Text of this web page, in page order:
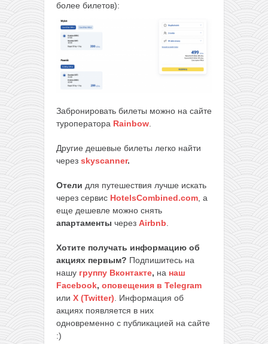
более билетов):
Забронировать билеты можно на сайте
туроператора Rainbow
Другие дешевые билеты легко найти
через skyscanner.
Отели для путешествия лучше искать
через сервис HotelsCombined.com , а
еще дешевле можно снять
апартаменты через Airbnb
Хотите получать информацию об
акциях первым? Подпишитесь на
нашу группу Вконтакте, на наш
Facebook, оповещения в Telegram
или X (Twitter) . Информация об
акциях появляется в них
одновременно с публикацией на сайте
:)